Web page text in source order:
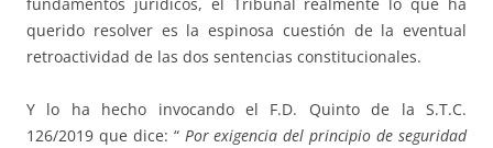
fundamentos jurídicos, el Tribunal realmente lo que ha
querido resolver es la espinosa cuestión de la eventual
retroactividad de las dos sentencias constitucionales.
Y lo ha hecho invocando el F.D. Quinto de la S.T.C.
126/2019 que dice: “ Por exigencia del principio de seguridad